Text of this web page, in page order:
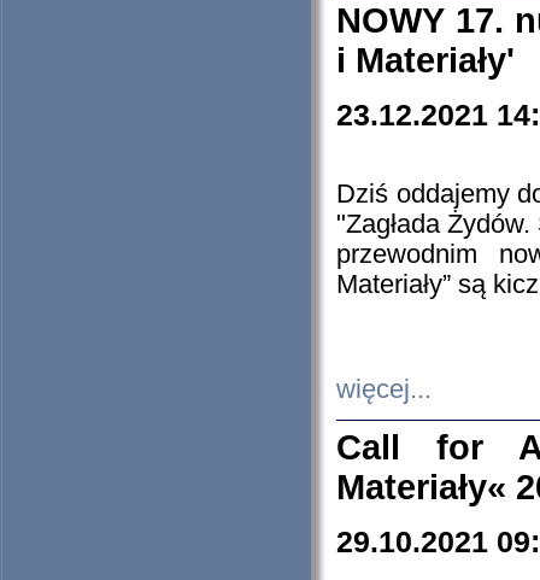
NOWY 17.
i Materiały'
23.12.2021
Dziś oddajemy
"Zagłada
przewodnim
Materiały” są
więcej...
Call for
Materiały«
29.10.2021